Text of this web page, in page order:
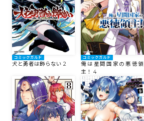
コミックガルド
犬と勇者は飾らない 2
コミックガルド
俺は星間国家の悪徳領
主！ 4